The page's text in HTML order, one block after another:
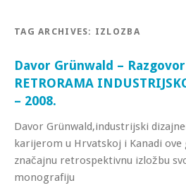
TAG ARCHIVES: IZLOZBA
Davor Grünwald –
RETRORAMA
– 2008.
Davor Grünwald,industrijski
karijerom u Hrvatskoj i Kanadi
značajnu retrospektivnu izložbu
monografiju